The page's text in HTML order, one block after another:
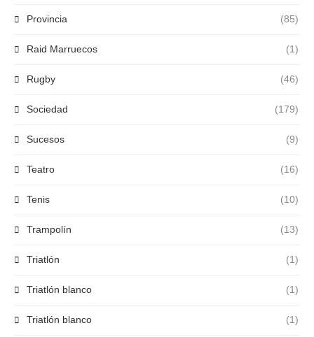
Provincia (85)
Raid Marruecos (1)
Rugby (46)
Sociedad (179)
Sucesos (9)
Teatro (16)
Tenis (10)
Trampolín (13)
Triatlón (1)
Triatlón blanco (1)
Triatlón blanco (1)